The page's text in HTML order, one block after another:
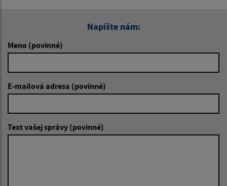
Napíšte nám:
Meno (povinné)
E-mailová adresa (povinné)
Text vašej správy (povinné)